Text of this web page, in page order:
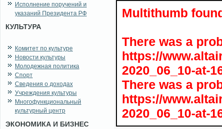
Исполнение поручений и
указаний Президента РФ
КУЛЬТУРА
Комитет по культуре
Новости культуры
Молодежная политика
Спорт
Сведения о доходах
Учреждения культуры
Многофункциональный
культурный центр
ЭКОНОМИКА И БИЗНЕС
Multithumb
There was a
https://
2020_06_10-at-
There was a
https://
2020_06_10-at-